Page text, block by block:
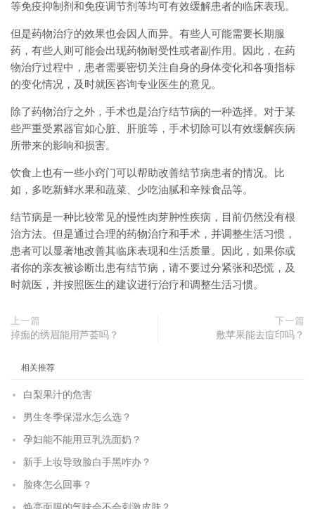
等免疫抑制剂和免疫调节剂等均可有效缓解患者的临床表现。
但是药物治疗的效果也会因人而异。有些人可能需要长期服
药，有些人则可能会出现药物耐受性或者副作用。因此，在药
物治疗过程中，患者需要密切关注自身的身体变化和各项指标
的变化情况，及时就医咨询专业医生的意见。
除了药物治疗之外，手术也是治疗结节病的一种选择。对于某
些严重受累器官如心脏、肝脏等，手术切除可以有效缓解疾病
所带来的影响和损害。
饮食上也有一些小窍门可以帮助改善结节病患者的情况。比
如，多吃新鲜水果和蔬菜、少吃油腻和辛辣食品等。
结节病是一种比较常见的慢性肉芽肿性疾病，目前仍然没有根
治方法。但是通过合理的药物治疗和手术，并调整生活习惯，
患者可以显著地改善其临床表现和生活质量。因此，如果你或
者你的亲友被诊断出患有结节病，请不要过分紧张和恐慌，及
时就医，并按照医生的建议进行治疗和调整生活习惯。
上一篇
掉痂的绣眉能用芦荟吗？
下一篇
敷苹果能去痘印吗？
相关推荐
白梨果汁的危害
男生冬季保湿水怎么选？
孕妇能不能用豆乳洗面奶？
新手上妆导致脸白手黑咋办？
脸疼怎么回事？